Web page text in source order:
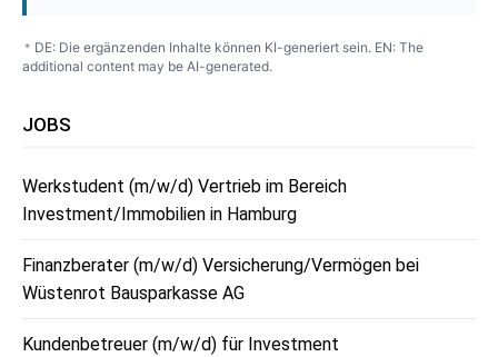
* DE: Die ergänzenden Inhalte können KI-generiert sein. EN: The
additional content may be AI-generated.
JOBS
Werkstudent (m/w/d) Vertrieb im Bereich
Investment/Immobilien in Hamburg
Finanzberater (m/w/d) Versicherung/Vermögen bei
Wüstenrot Bausparkasse AG
Kundenbetreuer (m/w/d) für Investment